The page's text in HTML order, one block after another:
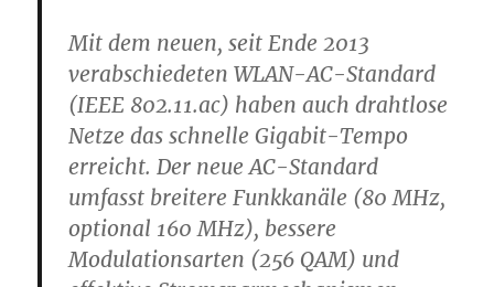
Mit dem neuen, seit Ende 2013
verabschiedeten WLAN-AC-Standard
(IEEE 802.11.ac) haben auch drahtlose
Netze das schnelle Gigabit-Tempo
erreicht. Der neue AC-Standard
umfasst breitere Funkkanäle (80 MHz,
optional 160 MHz), bessere
Modulationsarten (256 QAM) und